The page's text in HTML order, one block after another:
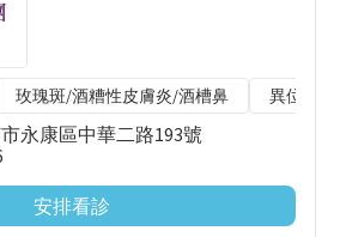
玫瑰斑/酒糟性皮膚炎/酒槽鼻 異位性
永康區中華二路193號
安排看診